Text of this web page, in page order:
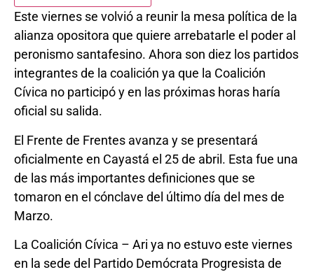
Este viernes se volvió a reunir la mesa política de la
alianza opositora que quiere arrebatarle el poder al
peronismo santafesino. Ahora son diez los partidos
integrantes de la coalición ya que la Coalición
Cívica no participó y en las próximas horas haría
oficial su salida.
El Frente de Frentes avanza y se presentará
oficialmente en Cayastá el 25 de abril. Esta fue una
de las más importantes definiciones que se
tomaron en el cónclave del último día del mes de
Marzo.
La Coalición Cívica – Ari ya no estuvo este viernes
en la sede del Partido Demócrata Progresista de